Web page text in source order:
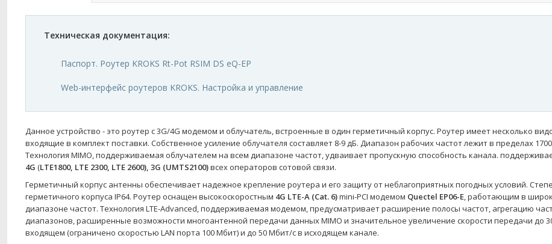
Техническая документация:
Паспорт. Роутер KROKS Rt-Pot RSIM DS eQ-EP
Web-интерфейс роутеров KROKS. Настройка и управление
Данное устройство - это роутер с 3G/4G модемом и облучатель, встроенные в один герметичный корпус. Роутер имеет несколько
входящие в комплект поставки. Собственное усиление облучателя составляет 8-9 дБ. Диапазон рабочих частот лежит в пределах
Технология MIMO, поддерживаемая облучателем на всем диапазоне частот, удваивает пропускную способность канала.
4G (LTE1800, LTE 2300, LTE 2600), 3G (UMTS2100)всех операторов сотовой связи.
Герметичный корпус антенны обеспечивает надежное крепление роутера и его защиту от неблагоприятных погодных условий.
герметичного корпуса IP64. Роутер оснащен высокоскоростным 4G LTE-A (Cat. 6)mini-PCI модемом Quectel EP06-E, работающим в
диапазоне частот. Технология LTE-Advanced, поддерживаемая модемом, предусматривает расширение полосы частот, агрегацию
диапазонов, расширенные возможности многоантенной передачи данных MIMO и значительное увеличение скорости передачи до
входящем (ограничено скоростью LAN порта 100 Мбит) и до 50 Мбит/с в исходящем канале.